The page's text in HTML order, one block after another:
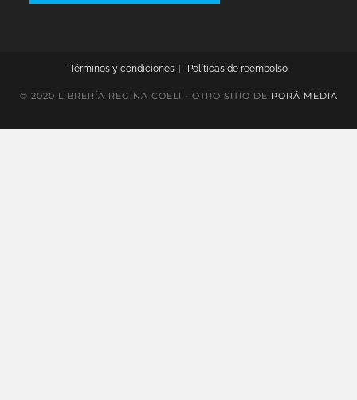
Términos y condiciones Políticas de reembolso
© 2020 LIBRERÍA REGINA COELI - OTRO SITIO DE PORÁ MEDIA